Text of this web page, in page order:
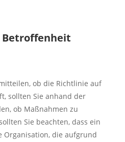
Betroffenheit
ob die Richtlinie auf
sollten Sie anhand der
ob Maßnahmen zu
Sie beachten, dass ein
Organisation, die aufgrund